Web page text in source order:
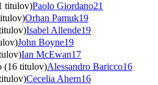
titulov)Paolo Giordano21
Orhan Pamuk19
Isabel Allende19
John Boyne19
Ian McEwan17
(16 titulov)Alessandro Baricco16
Cecelia Ahern16